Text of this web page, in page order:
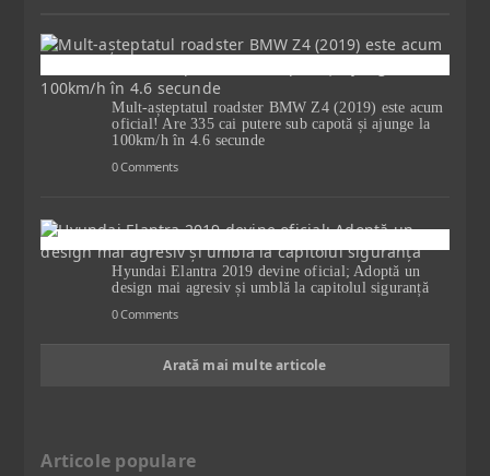
Mult-așteptatul roadster BMW Z4 (2019) este acum
oficial! Are 335 cai putere sub capotă și ajunge la
100km/h în 4.6 secunde
0 Comments
Hyundai Elantra 2019 devine oficial; Adoptă un
design mai agresiv și umblă la capitolul siguranță
0 Comments
Arată mai multe articole
Articole populare